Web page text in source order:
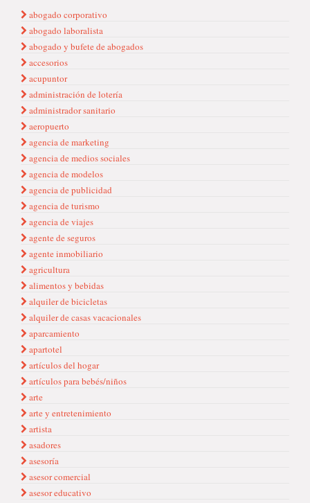
abogado corporativo
abogado laboralista
abogado y bufete de abogados
accesorios
acupuntor
administración de lotería
administrador sanitario
aeropuerto
agencia de marketing
agencia de medios sociales
agencia de modelos
agencia de publicidad
agencia de turismo
agencia de viajes
agente de seguros
agente inmobiliario
agricultura
alimentos y bebidas
alquiler de bicicletas
alquiler de casas vacacionales
aparcamiento
apartotel
artículos del hogar
artículos para bebés/niños
arte
arte y entretenimiento
artista
asadores
asesoría
asesor comercial
asesor educativo